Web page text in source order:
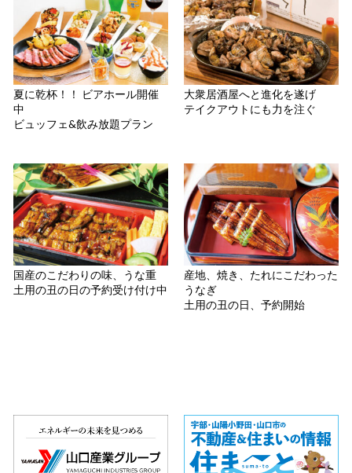
夏に乾杯！！ ビアホール開催
中
ビュッフェ&飲み放題プラン
大衆居酒屋へと進化を遂げ
テイクアウトにも力を注ぐ
国産のこだわりの味、うな重
土用の丑の日の予約受け付け中
産地、焼き、たれにこだわった
うなぎ
土用の丑の日、予約開始